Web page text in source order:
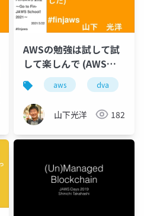
情シス
AWSの勉強は試して試
して楽しんで (AWS認
定DVA本書きました)
aws dva
山下光洋 182